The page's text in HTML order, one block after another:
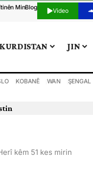
MinBlog Video
KURDISTAN JIN
KOBANÊ WAN ŞENGAL
kêm 51 kes mirin